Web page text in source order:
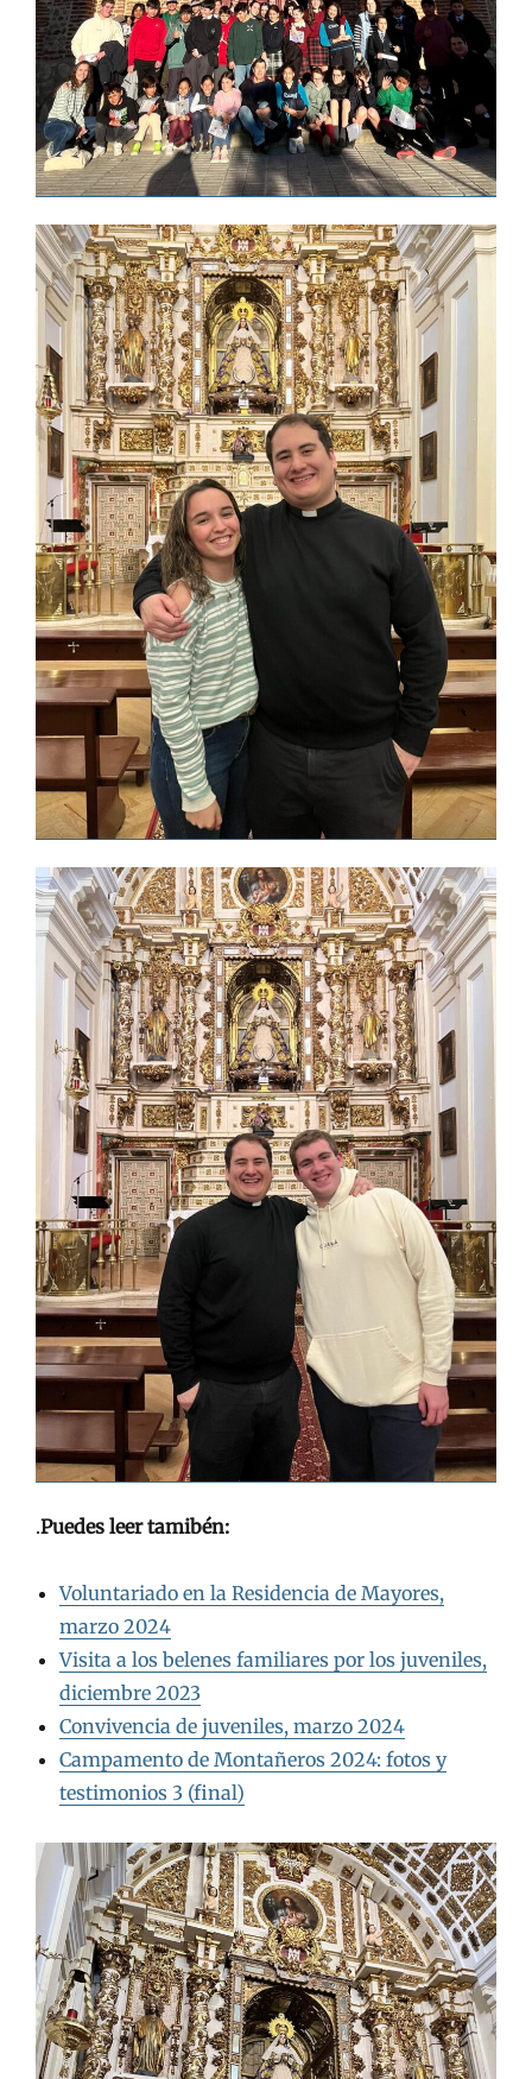
.Puedes leer tamibén:
Voluntariado en la Residencia de Mayores,
marzo 2024
Visita a los belenes familiares por los juveniles,
diciembre 2023
Convivencia de juveniles, marzo 2024
Campamento de Montañeros 2024: fotos y
testimonios 3 (final)